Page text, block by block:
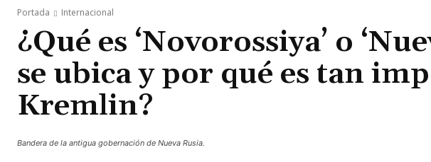
Portada Internacional
¿Qué es ‘Novorossiya’ o
se ubica y por qué es tan
Kremlin?
Bandera de la antigua gobernación de Nueva Rusia.